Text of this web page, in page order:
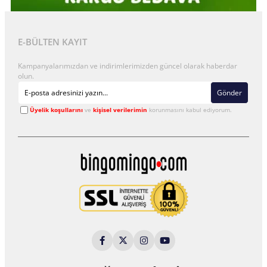
E-BÜLTEN KAYIT
Kampanyalarımızdan ve indirimlerimizden güncel olarak haberdar
olun.
Gönder
Üyelik koşullarınıve kişisel verilerimin korunmasını kabul ediyorum.